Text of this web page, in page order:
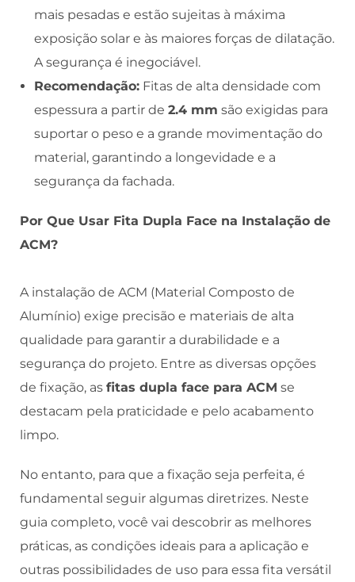
mais pesadas e estão sujeitas à máxima
exposição solar e às maiores forças de dilatação.
A segurança é inegociável.
Recomendação: Fitas de alta densidade com
espessura a partir de 2.4 mm são exigidas para
suportar o peso e a grande movimentação do
material, garantindo a longevidade e a
segurança da fachada.
Por Que Usar Fita Dupla Face na Instalação de
ACM?
A instalação de ACM (Material Composto de
Alumínio) exige precisão e materiais de alta
qualidade para garantir a durabilidade e a
segurança do projeto. Entre as diversas opções
de fixação, as fitas dupla face para ACM se
destacam pela praticidade e pelo acabamento
limpo.
No entanto, para que a fixação seja perfeita, é
fundamental seguir algumas diretrizes. Neste
guia completo, você vai descobrir as melhores
práticas, as condições ideais para a aplicação e
outras possibilidades de uso para essa fita versátil